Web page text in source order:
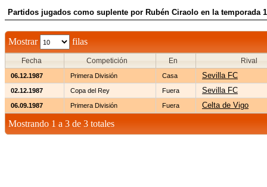
Partidos jugados como suplente por Rubén Ciraolo en la temporada
Mostrar filas
Fecha Competición En Rival
06.12.1987 Primera División Casa Sevilla FC
02.12.1987 Copa del Rey Fuera Sevilla FC
06.09.1987 Primera División Fuera Celta de Vigo
Mostrando 1 a 3 de 3 totales